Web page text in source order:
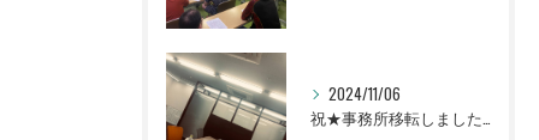
2024/11/06
祝★事務所移転しました！＠町屋事務所